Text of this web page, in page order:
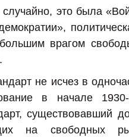
это была
врагом
не исчез в
в начале
существовавший
на свободных